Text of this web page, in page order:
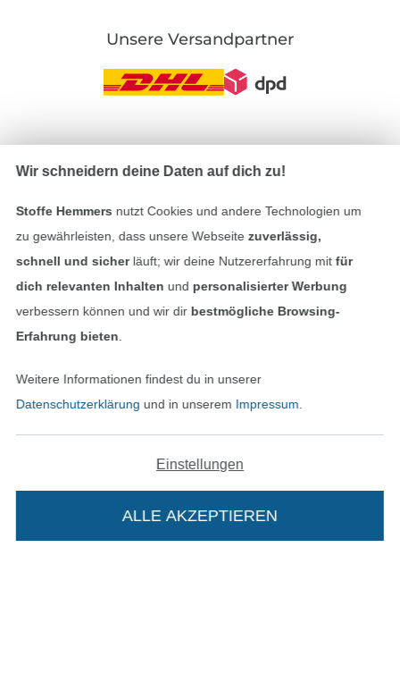
In deinen Warenkorb
Unsere Versandpartner
AGB
Datenschutz
Kontakt
Wir schneidern deine Daten auf dich zu!
Stoffe Hemmers nutzt Cookies und andere Technologien um
zu gewährleisten, dass unsere Webseite zuverlässig,
schnell und sicherläuft; wir deine Nutzererfahrung mitfür
dich relevanten Inhalten und personalisierter Werbung
verbessern können und wir dir bestmögliche Browsing-
Erfahrung bieten
Weitere Informationen findest du in unserer
Datenschutzerklärung und in unserem Impressum
Einstellungen
ALLE AKZEPTIEREN